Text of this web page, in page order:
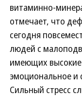
витаминно-
отмечает, что
сегодня
людей с
имеющих высокие
эмоциональное и
Сильный стресс